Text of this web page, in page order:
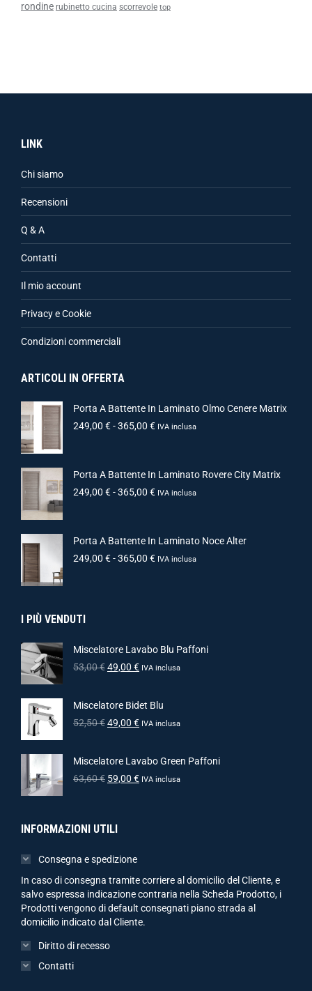
rondine rubinetto cucina scorrevole top
LINK
Chi siamo
Recensioni
Q & A
Contatti
Il mio account
Privacy e Cookie
Condizioni commerciali
ARTICOLI IN OFFERTA
Porta A Battente In Laminato Olmo Cenere Matrix
249,00 €-365,00 € IVA inclusa
Porta A Battente In Laminato Rovere City Matrix
249,00 €-365,00 € IVA inclusa
Porta A Battente In Laminato Noce Alter
249,00 €-365,00 € IVA inclusa
I PIÙ VENDUTI
Miscelatore Lavabo Blu Paffoni
53,00€49,00 € IVA inclusa
Miscelatore Bidet Blu
52,50€49,00 € IVA inclusa
Miscelatore Lavabo Green Paffoni
63,60€ 59,00 € IVA inclusa
INFORMAZIONI UTILI
Consegna e spedizione
In caso di consegna tramite corriere al domicilio del Cliente, e
salvo espressa indicazione contraria nella Scheda Prodotto, i
Prodotti vengono di default consegnati piano strada al
domicilio indicato dal Cliente.
Diritto di recesso
Contatti